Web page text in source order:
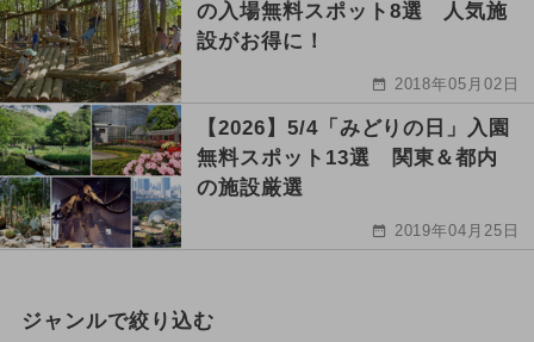
の入場無料スポット8選 人気施
設がお得に！
2018年05月02日
【2026】5/4「みどりの日」入園
無料スポット13選 関東＆都内
の施設厳選
2019年04月25日
ジャンルで絞り込む